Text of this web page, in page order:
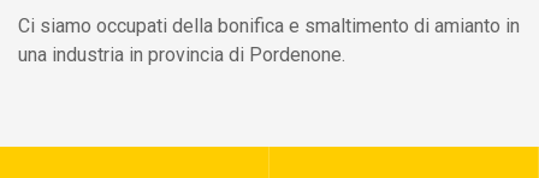
Ci siamo occupati della bonifica e smaltimento di amianto in
una industria in provincia di Pordenone.